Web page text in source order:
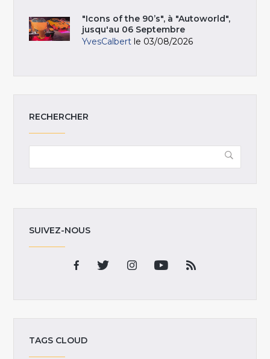
"Icons of the 90’s", à "Autoworld",
jusqu'au 06 Septembre
YvesCalbert le 03/08/2026
RECHERCHER
SUIVEZ-NOUS
TAGS CLOUD